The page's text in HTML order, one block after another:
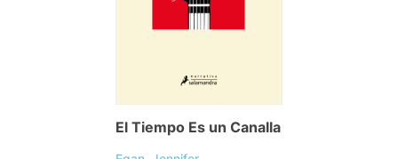
El Tiempo Es un Canalla